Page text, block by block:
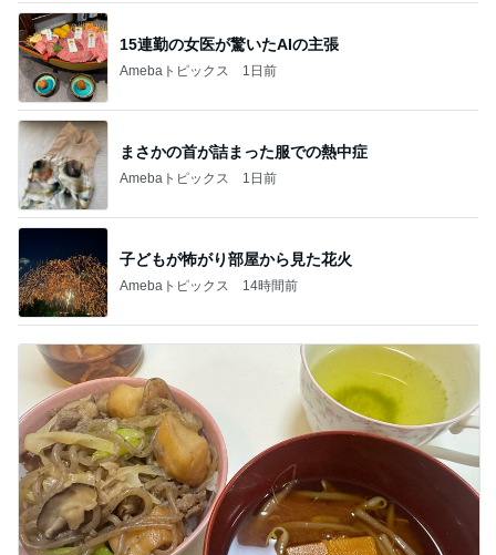
15連勤の女医が驚いたAIの主張
Amebaトピックス 1日前
まさかの首が詰まった服での熱中症
Amebaトピックス 1日前
子どもが怖がり部屋から見た花火
Amebaトピックス 14時間前